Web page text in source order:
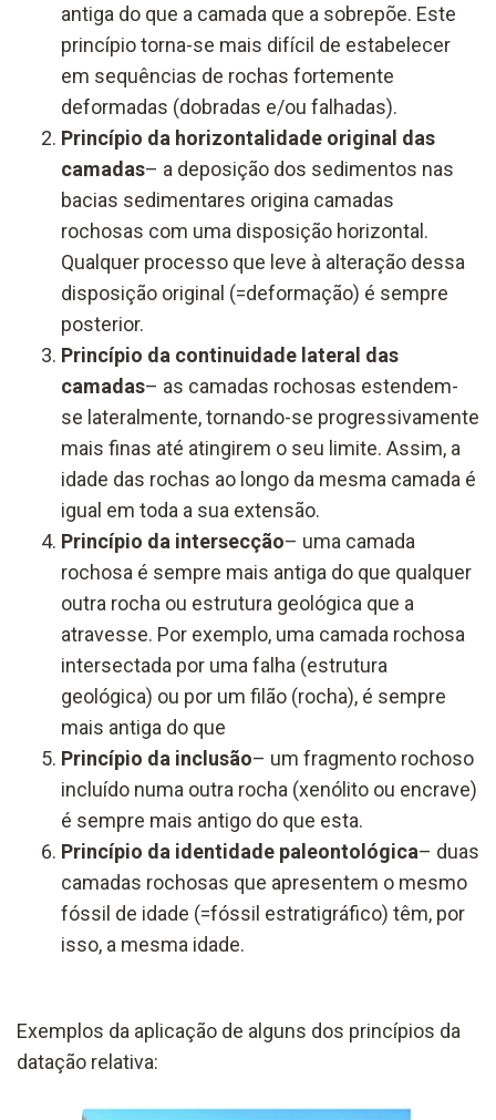
antiga do que a camada que a sobrepõe. Este
princípio torna-se mais difícil de estabelecer
em sequências de rochas fortemente
deformadas (dobradas e/ou falhadas).
Princípio da horizontalidade original das
camadas– a deposição dos sedimentos nas
bacias sedimentares origina camadas
rochosas com uma disposição horizontal.
Qualquer processo que leve à alteração dessa
disposição original (=deformação) é sempre
posterior.
Princípio da continuidade lateral das
camadas– as camadas rochosas estendem-
se lateralmente, tornando-se progressivamente
mais finas até atingirem o seu limite. Assim, a
idade das rochas ao longo da mesma camada é
igual em toda a sua extensão.
Princípio da intersecção– uma camada
rochosa é sempre mais antiga do que qualquer
outra rocha ou estrutura geológica que a
atravesse. Por exemplo, uma camada rochosa
intersectada por uma falha (estrutura
geológica) ou por um filão (rocha), é sempre
mais antiga do que
Princípio da inclusão– um fragmento rochoso
incluído numa outra rocha (xenólito ou encrave)
é sempre mais antigo do que esta.
Princípio da identidade paleontológica– duas
camadas rochosas que apresentem o mesmo
fóssil de idade (=fóssil estratigráfico) têm, por
isso, a mesma idade.
Exemplos da aplicação de alguns dos princípios da
datação relativa: